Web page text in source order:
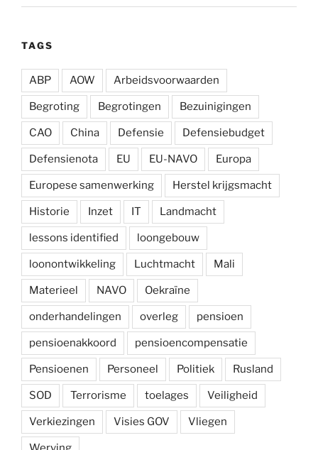
TAGS
ABP AOW Arbeidsvoorwaarden
Begroting Begrotingen Bezuinigingen
CAO China Defensie Defensiebudget
Defensienota EU EU-NAVO Europa
Europese samenwerking Herstel krijgsmacht
Historie Inzet IT Landmacht
lessons identified loongebouw
loonontwikkeling Luchtmacht Mali
Materieel NAVO Oekraïne
onderhandelingen overleg pensioen
pensioenakkoord pensioencompensatie
Pensioenen Personeel Politiek Rusland
SOD Terrorisme toelages Veiligheid
Verkiezingen Visies GOV Vliegen